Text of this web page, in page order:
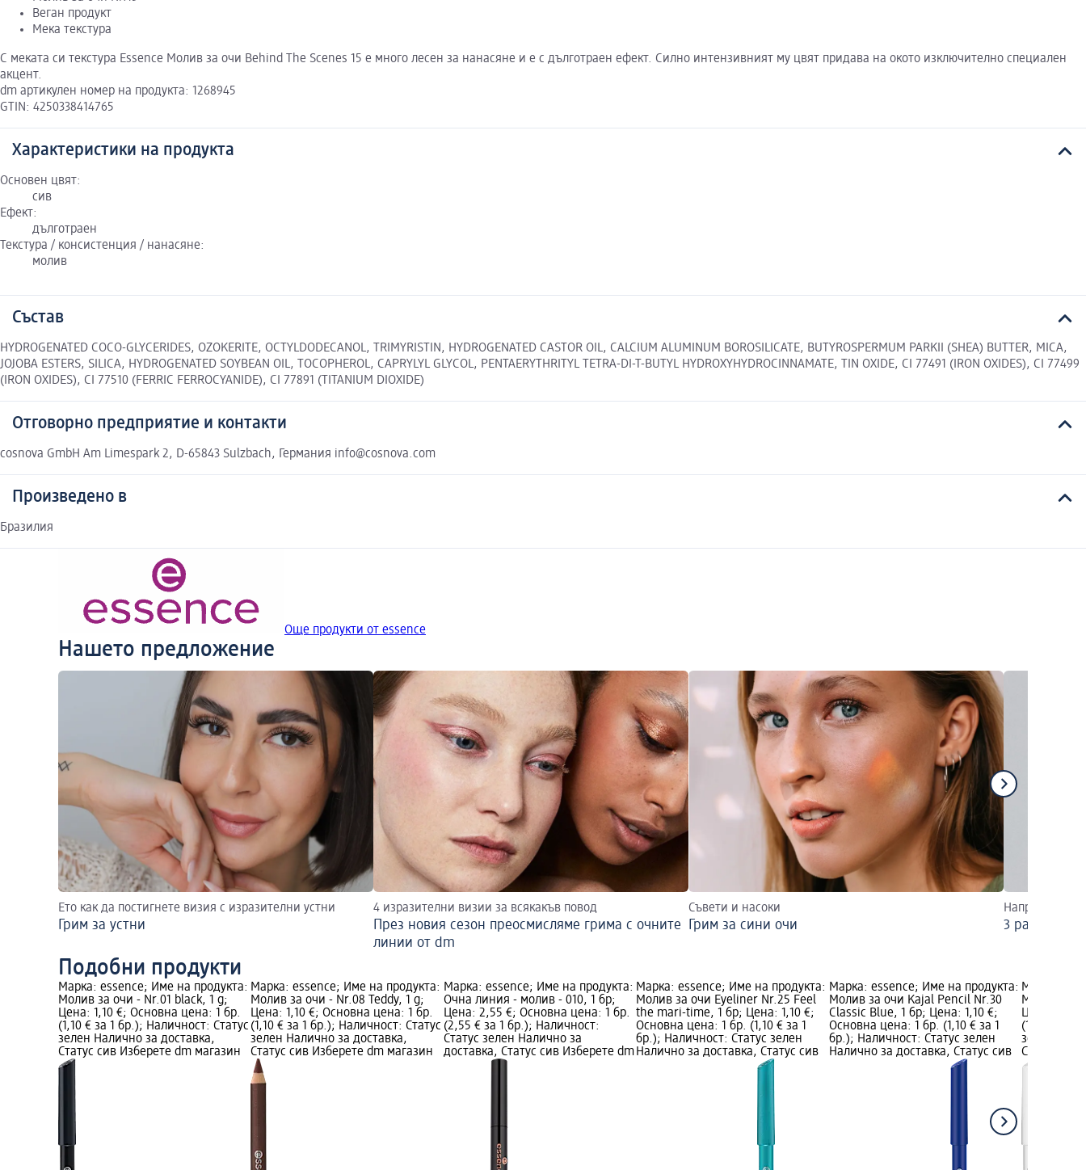
Веган продукт
Мека текстура
С меката си текстура Essence Молив за очи Behind The Scenes 15 е много лесен за нанасяне и е с дълготраен ефект. Силно интензивният му цвят придава на окото изключително специален
акцент.
dm артикулен номер на продукта: 1268945
GTIN: 4250338414765
Характеристики на продукта
Основен цвят:
сив
Ефект:
дълготраен
Текстура / консистенция / нанасяне:
молив
Състав
HYDROGENATED COCO-GLYCERIDES, OZOKERITE, OCTYLDODECANOL, TRIMYRISTIN, HYDROGENATED CASTOR OIL, CALCIUM ALUMINUM BOROSILICATE, BUTYROSPERMUM PARKII (SHEA) BUTTER, MICA,
JOJOBA ESTERS, SILICA, HYDROGENATED SOYBEAN OIL, TOCOPHEROL, CAPRYLYL GLYCOL, PENTAERYTHRITYL TETRA-DI-T-BUTYL HYDROXYHYDROCINNAMATE, TIN OXIDE, CI 77491 (IRON OXIDES), CI 77499
(IRON OXIDES), CI 77510 (FERRIC FERROCYANIDE), CI 77891 (TITANIUM DIOXIDE)
Отговорно предприятие и контакти
cosnova GmbH Am Limespark 2, D-65843 Sulzbach, Германия info@cosnova.com
Произведено в
Бразилия
Още продукти от essence
Нашето предложение
Ето как да постигнете визия с изразителни устни
Грим за устни
4 изразителни визии за всякакъв повод
През новия сезон преосмисляме грима с очните
линии от dm
Съвети и насоки
Грим за сини очи
Направете 3
3 различни
Подобни продукти
Марка: essence; Име на продукта:
Молив за очи - Nr.01 black, 1 g;
Цена: 1,10 €; Основна цена: 1 бр.
(1,10 € за 1 бр.); Наличност: Статус
зелен Налично за доставка,
Статус сив Изберете dm магазин
Марка: essence; Име на продукта:
Молив за очи - Nr.08 Teddy, 1 g;
Цена: 1,10 €; Основна цена: 1 бр.
(1,10 € за 1 бр.); Наличност: Статус
зелен Налично за доставка,
Статус сив Изберете dm магазин
Марка: essence; Име на продукта:
Очна линия - молив - 010, 1 бр;
Цена: 2,55 €; Основна цена: 1 бр.
(2,55 € за 1 бр.); Наличност:
Статус зелен Налично за
доставка, Статус сив Изберете dm
Марка: essence; Име на продукта:
Молив за очи Eyeliner Nr.25 Feel
the mari-time, 1 бр; Цена: 1,10 €;
Основна цена: 1 бр. (1,10 € за 1
бр.); Наличност: Статус зелен
Налично за доставка, Статус сив
Марка: essence; Име на продукта:
Молив за очи Kajal Pencil Nr.30
Classic Blue, 1 бр; Цена: 1,10 €;
Основна цена: 1 бр. (1,10 € за 1
бр.); Наличност: Статус зелен
Налично за доставка, Статус сив
Марка:
Молив за
Цена: 1,10
(1,10 € за 1
зелен
Статус сив